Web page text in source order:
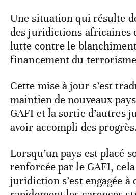
Une situation qui résulte
des juridictions africaines
lutte contre le
financement du
Cette mise à jour s’est
maintien de nouveaux
GAFI et la sortie d’autres
avoir accompli des
Lorsqu’un pays est placé
renforcée par le GAFI,
juridiction s’est engagée